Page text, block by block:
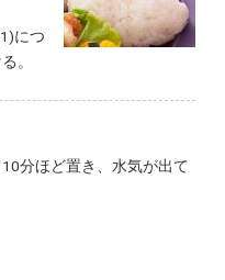
につ
。
分ほど置き、水気が出て